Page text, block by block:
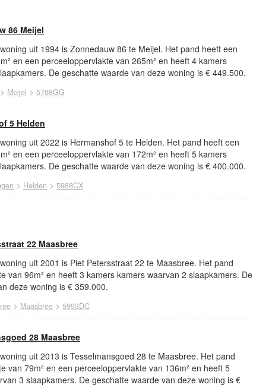
86 Meijel
uit 1994 is Zonnedauw 86 te Meijel. Het pand heeft een
en een perceeloppervlakte van 265m² en heeft 4 kamers
De geschatte waarde van deze woning is € 449.500.
> Meijel > 5768GG
5 Helden
uit 2022 is Hermanshof 5 te Helden. Het pand heeft een
en een perceeloppervlakte van 172m² en heeft 5 kamers
De geschatte waarde van deze woning is € 400.000.
> Helden > 5988CX
22 Maasbree
uit 2001 is Piet Petersstraat 22 te Maasbree. Het pand
van 96m² en heeft 3 kamers kamers waarvan 2 slaapkamers. De
deze woning is € 359.000.
> Maasbree > 5993DC
28 Maasbree
uit 2013 is Tesselmansgoed 28 te Maasbree. Het pand
van 79m² en een perceeloppervlakte van 136m² en heeft 5
3 slaapkamers. De geschatte waarde van deze woning is €